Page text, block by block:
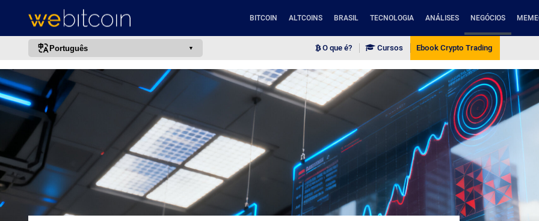
BITCOIN ALTCOINS BRASIL TECNOLOGIA ANÁLISES NEGÓCIOS
Português
português (BR)
english
español
deutsch
O que é? Cursos Ebook Crypto Trading